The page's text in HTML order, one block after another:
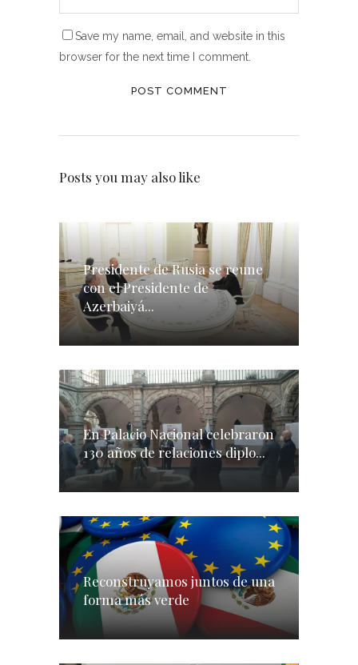
Save my name, email, and website in this
browser for the next time I comment.
Posts you may also like
Presidente de Rusia se reune
con el Presidente de
Azerbaiyá...
En Palacio Nacional celebraron
130 años de relaciones diplo...
Reconstruyamos juntos de una
forma más verde